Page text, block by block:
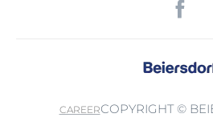
CAREERCOPYRIGHT ©